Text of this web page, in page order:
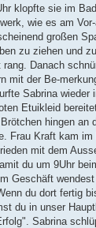
klopfte sie im
wie es am
großen
zu ziehen und
Danach
mit der Be-
Sabrina wieder
Etuikleid
hingen an
Frau Kraft kam im
mit dem
du um 9Uhr
Geschäft
du dort fertig
du in unser
Sabrina